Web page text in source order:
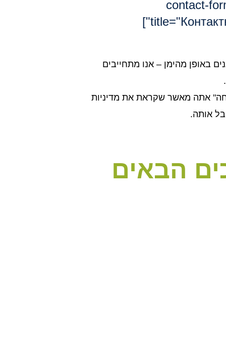
[contact-
באופן מהימן – אנו מתחייבים
אתה מאשר שקראת את מדיניות
אותה.
הבאים